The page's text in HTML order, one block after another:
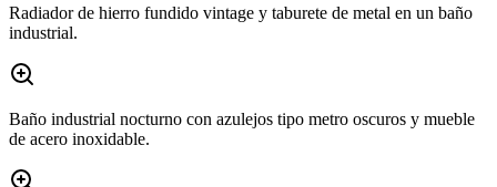
Radiador de hierro fundido vintage y taburete de metal en un baño
industrial.
Baño industrial nocturno con azulejos tipo metro oscuros y mueble
de acero inoxidable.